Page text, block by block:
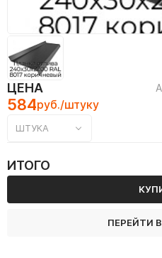
ЦЕНА
584руб./штуку
ШТУКА
ИТОГО
ПЕРЕЙТИ